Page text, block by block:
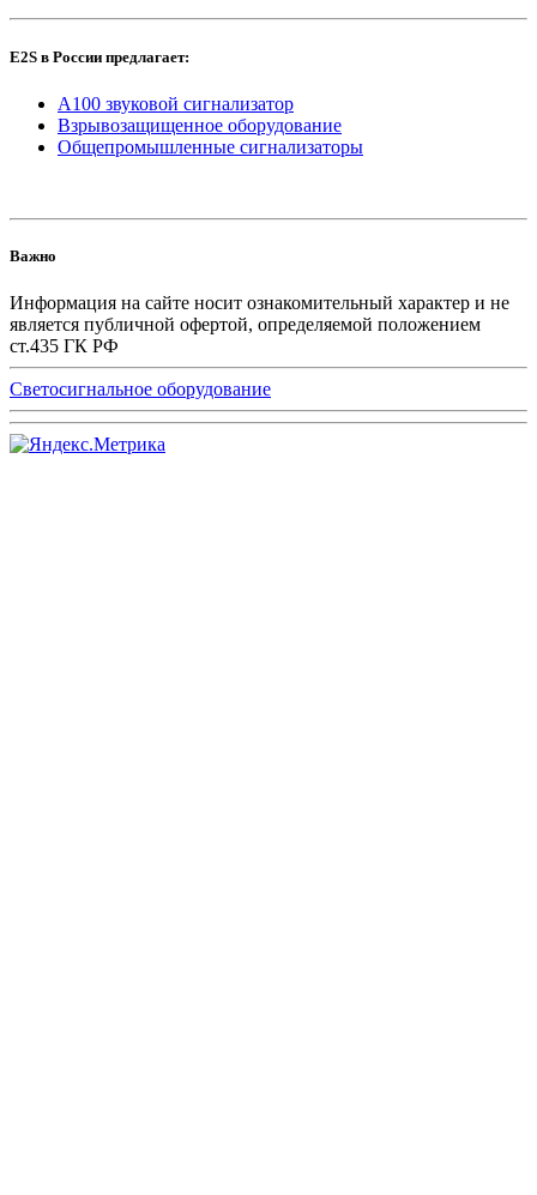
E2S в России предлагает:
A100 звуковой сигнализатор
Взрывозащищенное оборудование
Общепромышленные сигнализаторы
Важно
Информация на сайте носит ознакомительный характер и не
является публичной офертой, определяемой положением
ст.435 ГК РФ
Светосигнальное оборудование